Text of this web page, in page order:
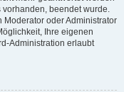
beendet wurde.
oder Administrator
Ihre eigenen
Administration erlaubt